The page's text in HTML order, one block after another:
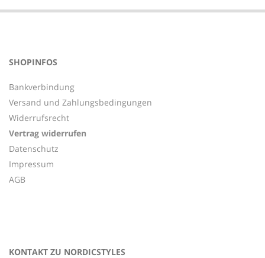
07-
SHOPINFOS
Bankverbindung
Versand und Zahlungsbedingungen
Widerrufsrecht
Vertrag widerrufen
Datenschutz
Impressum
AGB
KONTAKT ZU NORDICSTYLES